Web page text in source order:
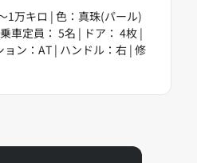
1万キロ | 色：真珠(パール)
車定員： 5名 | ドア： 4枚 |
ン：AT | ハンドル：右 | 修